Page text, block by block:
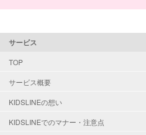
サービス
TOP
サービス概要
KIDSLINEの想い
KIDSLINEでのマナー・注意点